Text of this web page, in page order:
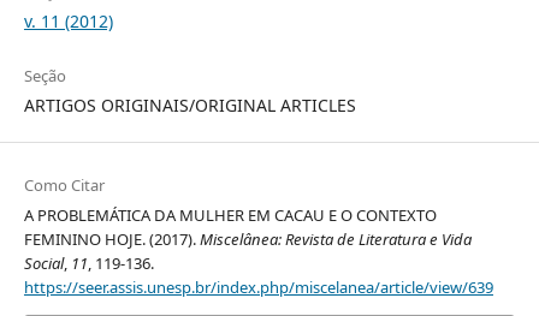
v. 11 (2012)
Seção
ARTIGOS ORIGINAIS/ORIGINAL ARTICLES
Como Citar
A PROBLEMÁTICA DA MULHER EM CACAU E O CONTEXTO
FEMININO HOJE. (2017).Miscelânea: Revista de Literatura e Vida
Social, 11, 119-136.
https://seer.assis.unesp.br/index.php/miscelanea/article/view/639